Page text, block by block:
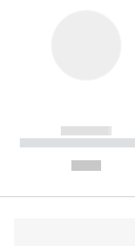
------------
----------- -----------